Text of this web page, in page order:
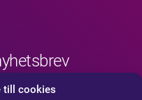
till cookies